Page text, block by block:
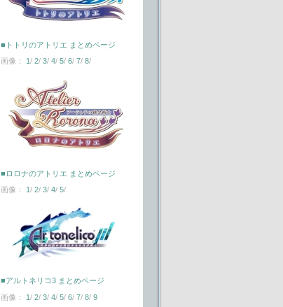
■トトリのアトリエ まとめページ
画像： 1/ 2/ 3/ 4/ 5/ 6/ 7/ 8/
■ロロナのアトリエ まとめページ
画像： 1 / 2/ 3/ 4/ 5/
■アルトネリコ3 まとめページ
画像： 1/ 2/ 3/ 4/ 5/ 6/ 7/ 8/ 9